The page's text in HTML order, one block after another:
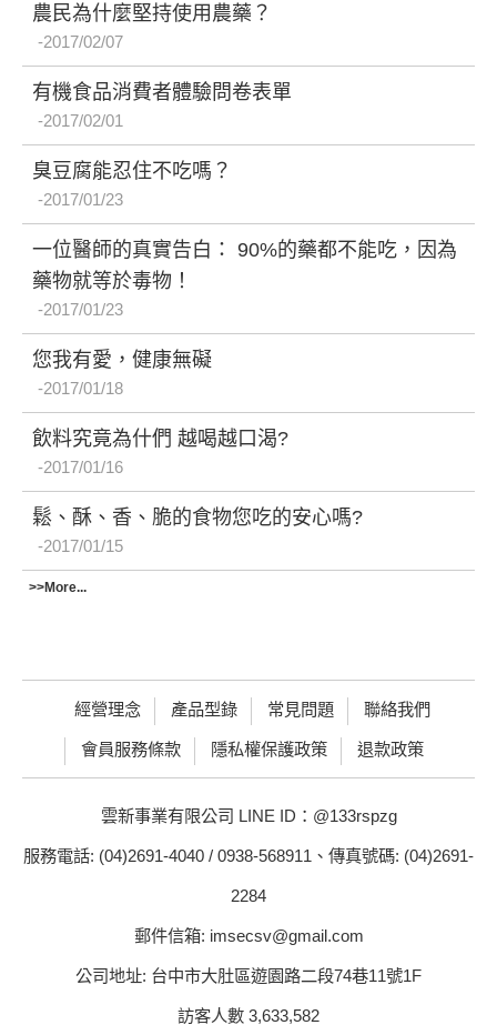
農民為什麼堅持使用農藥？
2017/02/07
有機食品消費者體驗問卷表單
2017/02/01
臭豆腐能忍住不吃嗎？
2017/01/23
一位醫師的真實告白： 90%的藥都不能吃，因為
藥物就等於毒物！
2017/01/23
您我有愛，健康無礙
2017/01/18
飲料究竟為什們 越喝越口渴?
2017/01/16
鬆、酥、香、脆的食物您吃的安心嗎?
2017/01/15
>>More...
經營理念 產品型錄 常見問題 聯絡我們
會員服務條款 隱私權保護政策 退款政策
雲新事業有限公司 LINE ID：@133rspzg
服務電話: (04)2691-4040 / 0938-568911、傳真號碼: (04)2691-
2284
郵件信箱: imsecsv@gmail.com
公司地址: 台中市大肚區遊園路二段74巷11號1F
訪客人數 3,633,582